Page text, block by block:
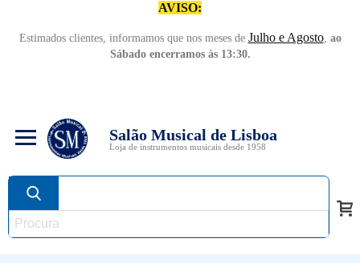
AVISO:
Estimados clientes, informamos que nos meses de Julho e Agosto, ao
Sábado encerramos às 13:30.
Salão Musical de Lisboa
Loja de instrumentos musicais desde 1958